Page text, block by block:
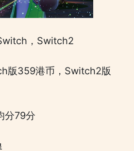
，Switch2
版359港币，Switch2版
分79分